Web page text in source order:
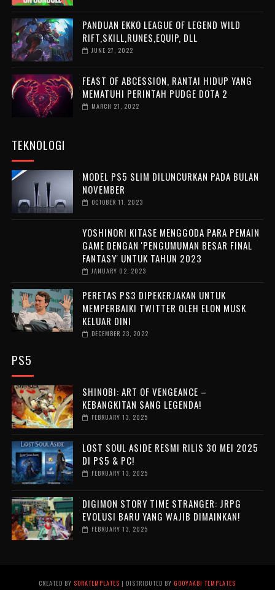
PANDUAN EKKO LEAGUE OF LEGEND WILD
RIFT,SKILL,RUNES,EQUIP, DLL
JUNE 27, 2022
FEAST OF ABCESSION, RANTAI HIDUP YANG
MEMATUHI PERINTAH PUDGE DOTA 2
MARCH 21, 2022
TEKNOLOGI
MODEL PS5 SLIM DILUNCURKAN PADA BULAN
NOVEMBER
OCTOBER 11, 2023
YOSHINORI KITASE MENGGODA PARA PEMAIN
GAME DENGAN 'PENGUMUMAN BESAR FINAL
FANTASY' UNTUK TAHUN 2023
JANUARY 02, 2023
PERETAS PS3 DIPEKERJAKAN UNTUK
MEMPERBAIKI TWITTER OLEH ELON MUSK
KELUAR DINI
DECEMBER 23, 2022
PS5
SHINOBI: ART OF VENGEANCE –
KEBANGKITAN SANG LEGENDA!
FEBRUARY 13, 2025
LOST SOUL ASIDE RESMI RILIS 30 MEI 2025
DI PS5 & PC!
FEBRUARY 13, 2025
DIGIMON STORY TIME STRANGER: JRPG
EVOLUSI BARU YANG WAJIB DIMAINKAN!
FEBRUARY 13, 2025
CREATED BY SORATEMPLATES | DISTRIBUTED BYGOOYAABI TEMPLATES